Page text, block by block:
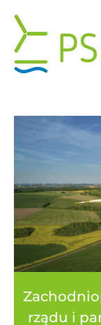
zawartości
rządu i